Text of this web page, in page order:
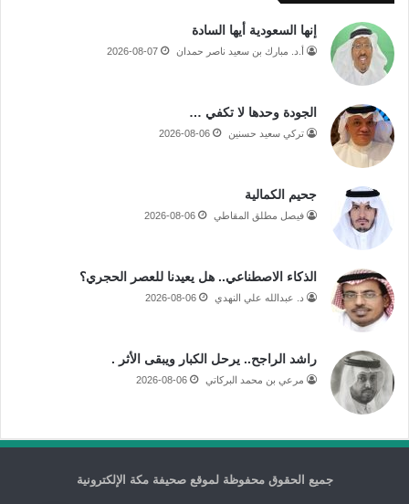
إنها السعودية أيها السادة
أ.د. مبارك بن سعيد ناصر حمدان 2026-08-07
الجودة وحدها لا تكفي …
تركي سعيد حسنين 2026-08-06
جحيم الكمالية
فيصل مطلق المقاطي 2026-08-06
الذكاء الاصطناعي.. هل يعيدنا للعصر الحجري؟
د. عبدالله علي النهدي 2026-08-06
راشد الراجح.. يرحل الكبار ويبقى الأثر .
مرعي بن محمد البركاتي 2026-08-06
جميع الحقوق محفوظة لموقع صحيفة مكة الإلكترونية